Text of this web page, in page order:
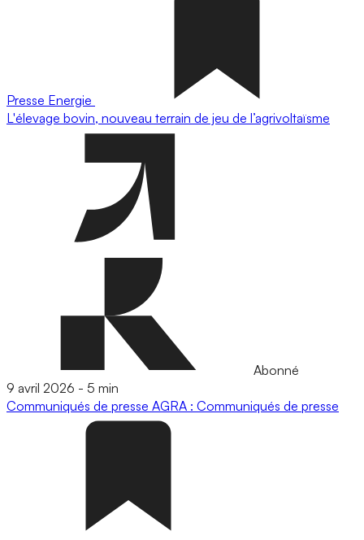
Presse Energie
L'élevage bovin, nouveau terrain de jeu de l’agrivoltaïsme
Abonné
9 avril 2026 - 5 min
Communiqués de presse AGRA : Communiqués de presse